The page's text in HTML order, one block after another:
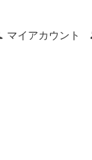
マイアカウント